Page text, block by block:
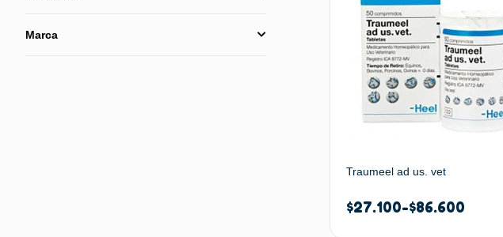
Marca
Traumeel ad us. vet
$27.100-$86.600